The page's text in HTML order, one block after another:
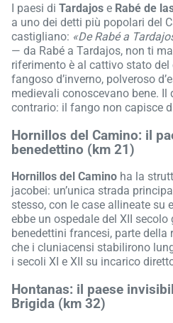
I paesi di Tardajos e Rabé de
a uno dei detti più popolari del
castigliano: «De Rabé a
— da Rabé a Tardajos, non ti
riferimento è al cattivo stato
fangoso d’inverno, polveroso
medievali conoscevano bene.
contrario: il fango non capisce
Hornillos del Camino: il
benedettino (km 21)
Hornillos del Camino ha la
jacobei: un’unica strada
stesso, con le case allineate su
ebbe un ospedale del XII
benedettini francesi, parte
che i cluniacensi stabilirono
i secoli XI e XII su incarico
Hontanas: il paese
Brigida (km 32)